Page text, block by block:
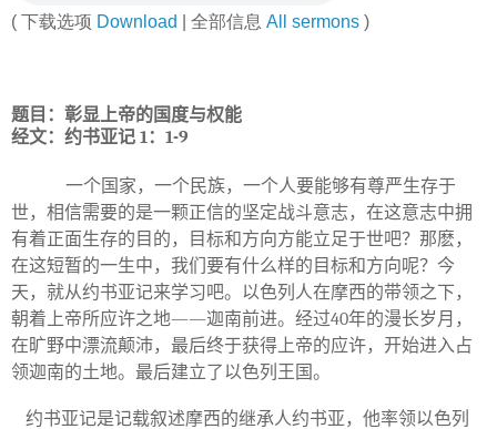
( 下载选项 Download | 全部信息 All sermons )
题目：彰显上帝的国度与权能
经文：约书亚记 1 ： 1-9
一个国家，一个民族，一个人要能够有尊严生存于
世，相信需要的是一颗正信的坚定战斗意志，在这意志中拥
有着正面生存的目的，目标和方向方能立足于世吧？那麽，
在这短暂的一生中，我们要有什么样的目标和方向呢？今
天，就从约书亚记来学习吧。以色列人在摩西的带领之下，
朝着上帝所应许之地——迦南前进。经过40年的漫长岁月，
在旷野中漂流颠沛，最后终于获得上帝的应许，开始进入占
领迦南的土地。最后建立了以色列王国。
约书亚记是记载叙述摩西的继承人约书亚，他率领以色列